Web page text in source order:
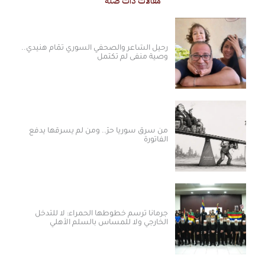
رحيل الشاعر والصحفي السوري تمّام هنيدي..
وصية منفى لم تكتمل
من سرق سوريا حرّ.. ومن لم يسرقها يدفع
الفاتورة
جرمانا ترسم خطوطها الحمراء: لا للتدخل
الخارجي ولا للمساس بالسلم الأهلي